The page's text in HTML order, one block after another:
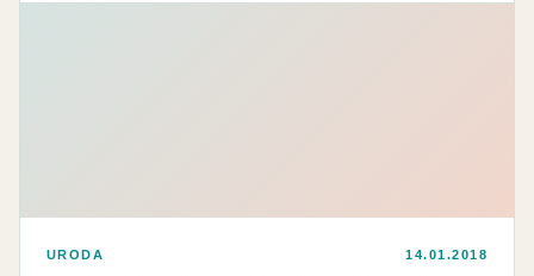
URODA 14.01.2018